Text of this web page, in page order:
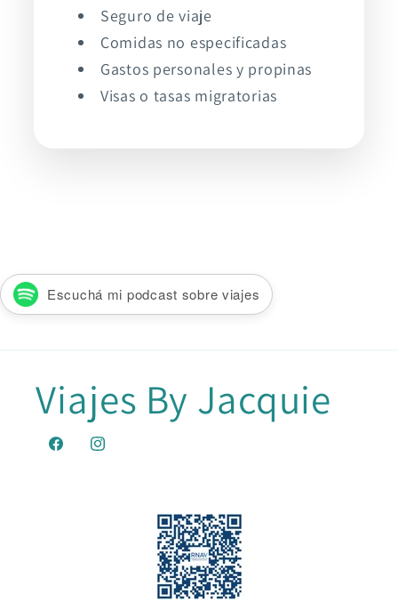
Seguro de viaje
Comidas no especificadas
Gastos personales y propinas
Visas o tasas migratorias
Escuchá mi podcast sobre viajes
Viajes By Jacquie
FacebookInstagram